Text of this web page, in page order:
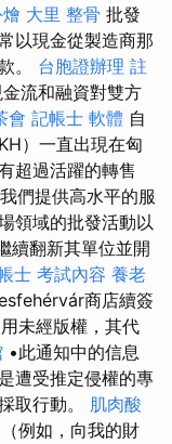
大里 整骨 批發
以現金從製造商那
。 台胞證辦理 註
流和融資對雙方
會 記帳士 軟體 自
）一直出現在匈
超過活躍的轉售
我們提供高水平的服
領域的批發活動以
續翻新其單位並開
士 考試內容 養老
商店續簽
未經版權，其代
•此通知中的信息
遭受推定侵權的專
取行動。 肌肉酸
例如，向我的財